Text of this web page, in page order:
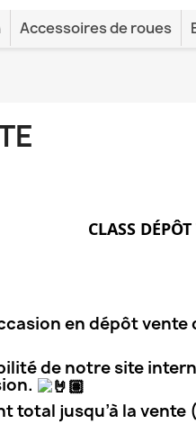
Accessoires de roues
CLASS
en dépôt
de notre site
total jusqu’à la